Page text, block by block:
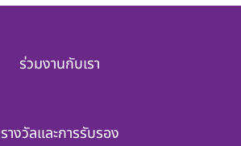
ร่วมงานกับเรา
รางวัลและการรับรอง